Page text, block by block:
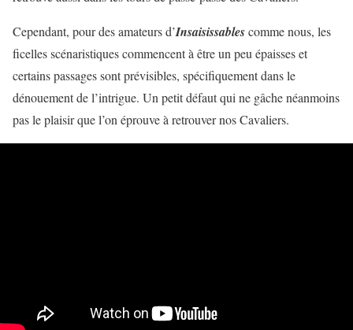
Cependant, pour des amateurs d’Insaisissablescomme nous, les
ficelles scénaristiques commencent à être un peu épaisses et
certains passages sont prévisibles, spécifiquement dans le
dénouement de l’intrigue. Un petit défaut qui ne gâche néanmoins
pas le plaisir que l’on éprouve à retrouver nos Cavaliers.